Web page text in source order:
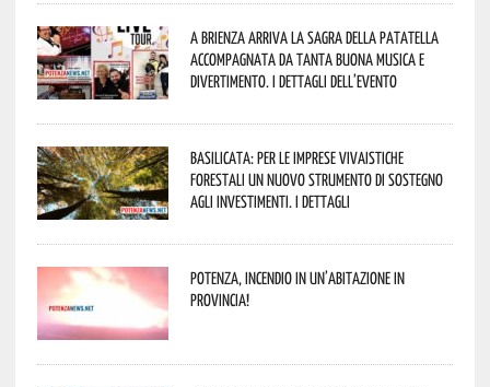
A Brienza arriva la Sagra della Patatella
accompagnata da tanta buona musica e
divertimento. I dettagli dell’evento
Basilicata: per le imprese vivaistiche
forestali un nuovo strumento di sostegno
agli investimenti. I dettagli
Potenza, incendio in un’abitazione in
provincia!